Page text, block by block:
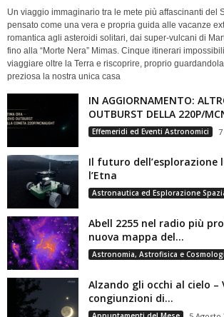
Un viaggio immaginario tra le mete più affascinanti del
pensato come una vera e propria guida alle vacanze
romantica agli asteroidi solitari, dai super-vulcani di
fino alla “Morte Nera” Mimas. Cinque itinerari
viaggiare oltre la Terra e riscoprire, proprio
preziosa la nostra unica casa
IN AGGIORNAMENTO:
OUTBURST DELLA 220P/
Effemeridi ed Eventi Astronomici
Il futuro dell’esplorazione
l’Etna
Astronautica ed Esplorazione
Abell 2255 nel radio più
nuova mappa del...
Astronomia, Astrofisica e
Alzando gli occhi al cielo –
congiunzioni di...